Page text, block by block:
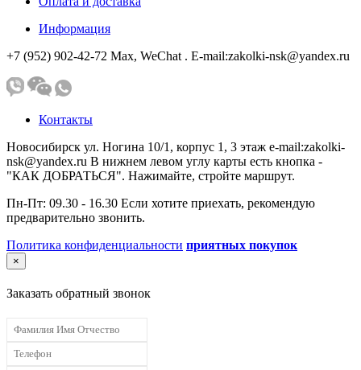
Информация
+7 (952) 902-42-72 Мах, WeChat . E-mail:zakolki-nsk@yandex.ru
Контакты
Новосибирск ул. Ногина 10/1, корпус 1, 3 этаж e-mail:zakolki-
nsk@yandex.ru В нижнем левом углу карты есть кнопка -
"КАК ДОБРАТЬСЯ". Нажимайте, стройте маршрут.
Пн-Пт: 09.30 - 16.30 Если хотите приехать, рекомендую
предварительно звонить.
Политика конфиденциальности приятных покупок
×
Заказать обратный звонок